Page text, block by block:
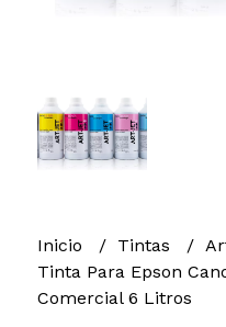
Inicio Tintas
Tinta Para Epson
Comercial 6 Litros